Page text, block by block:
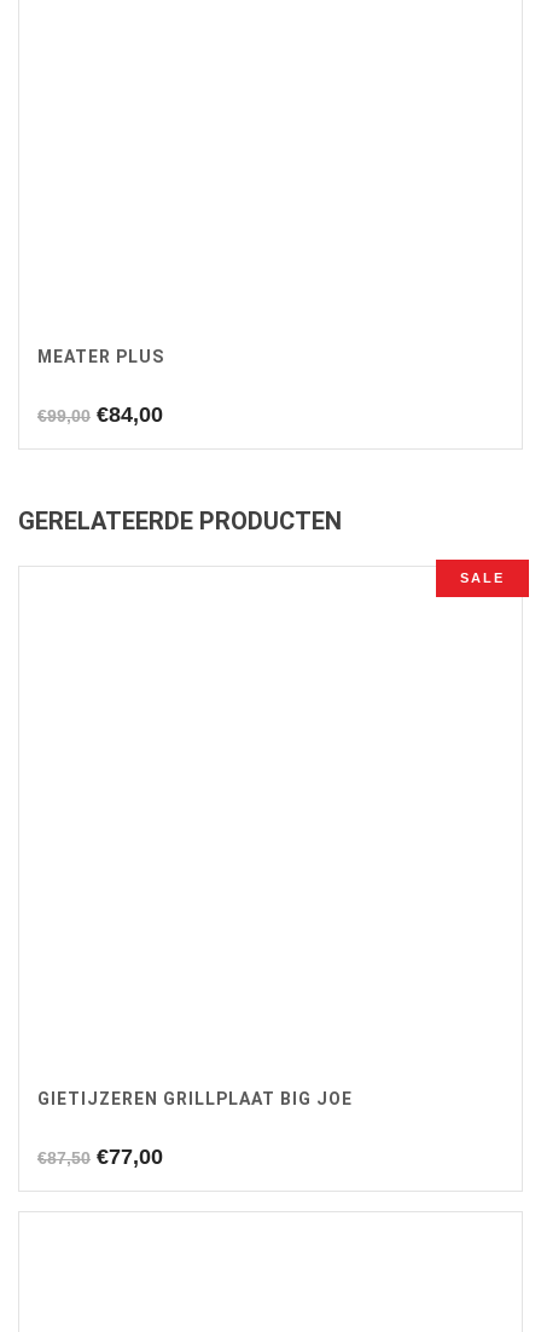
MEATER PLUS
€99,00 Oorspronkelijke
€84,00Huidige
GERELATEERDE PRODUCTEN
SALE
GIETIJZEREN GRILLPLAAT BIG JOE
€87,50 Oorspronkelijke
was:
€77,00Huidige
is: